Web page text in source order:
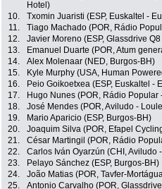
Hotel)
10. Txomin Juaristi (ESP, Euskaltel -
11.
Tiago Machado (POR, Rádio
12.
Javier Moreno (ESP, Glassdrive
13.
Emanuel Duarte (POR, Atum
14.
Alex Molenaar (NED, Burgos-BH)
15.
Kyle Murphy (USA, Human
16.
Peio Goikoetxea (ESP, Euskaltel -
17.
Hugo Nunes (POR, Rádio Popular
18.
José Mendes (POR, Aviludo -
19.
Mario Aparicio (ESP, Burgos-BH)
20.
Joaquim Silva (POR, Efapel
21.
César Martingil (POR, Rádio
22.
Carlos Iván Oyarzún (CHI,
23.
Pelayo Sánchez (ESP, Burgos-BH)
24.
João Matias (POR, Tavfer-
25.
Antonio Carvalho (POR,